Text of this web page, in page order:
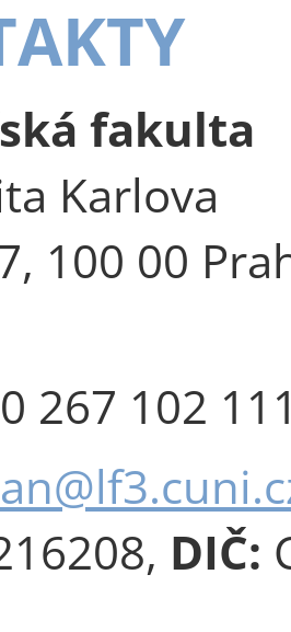
fakulta
Karlova
100 00
267 102
DIČ: